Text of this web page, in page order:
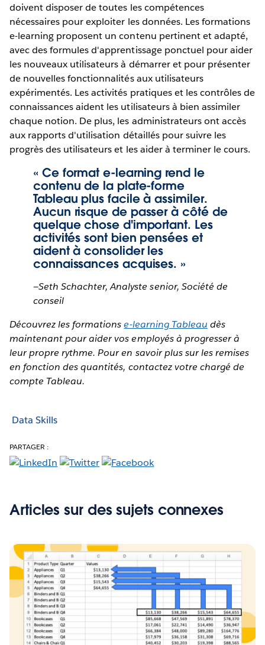
doivent disposer de toutes les compétences
nécessaires pour exploiter les données. Les formations
e-learning proposent un contenu pertinent et adapté,
avec des formules d'apprentissage ponctuel pour aider
les nouveaux utilisateurs à démarrer et pour présenter
de nouvelles fonctionnalités aux utilisateurs
expérimentés. Les activités pratiques et les contrôles de
connaissances aident les utilisateurs à bien assimiler
chaque notion. De plus, les administrateurs ont accès
aux rapports d'utilisation détaillés pour suivre les
progrès des utilisateurs et les aider à terminer le cours.
« Ce format e-learning rend le
contenu de la plate-forme
Tableau plus facile à assimiler.
Aucun risque de passer à côté de
quelque chose d'important. Les
activités sont bien pensées et
aident à consolider les
connaissances acquises. »
—Seth Schachter, Analyste senior, Société de
conseil
Découvrez les formationse-learning Tableau dès
maintenant pour aider vos employés à progresser à
leur propre rythme. Pour en savoir plus sur les remises
en fonction des quantités, contactez votre chargé de
compte Tableau.
Data Skills
PARTAGER :
Articles sur des sujets connexes